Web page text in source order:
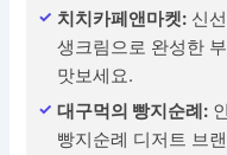
치치카페앤마켓: 신
생크림으로 완성한
맛보세요.
대구먹의 빵지순례:
빵지순례 디저트 브